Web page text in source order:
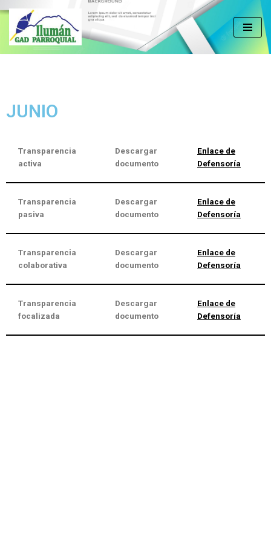
Saltar
al
JUNIO
Transparencia
activa
Descargar
documento
Enlace de
Defensoría
Transparencia
pasiva
Descargar
documento
Enlace de
Defensoría
Transparencia
colaborativa
Descargar
documento
Enlace de
Defensoría
Transparencia
focalizada
Descargar
documento
Enlace de
Defensoría